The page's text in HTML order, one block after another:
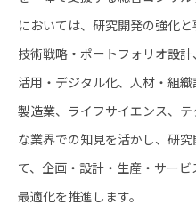
においては、研究開発の強化と
技術戦略・ポートフォリオ設
活用・デジタル化、人材・組織
製造業、ライフサイエンス、
な業界での知見を活かし、研
て、企画・設計・生産・サー
最適化を推進します。